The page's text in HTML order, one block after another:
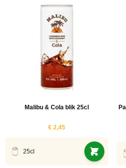
Malibu & Cola blik 25cl
€ 2,45
25cl